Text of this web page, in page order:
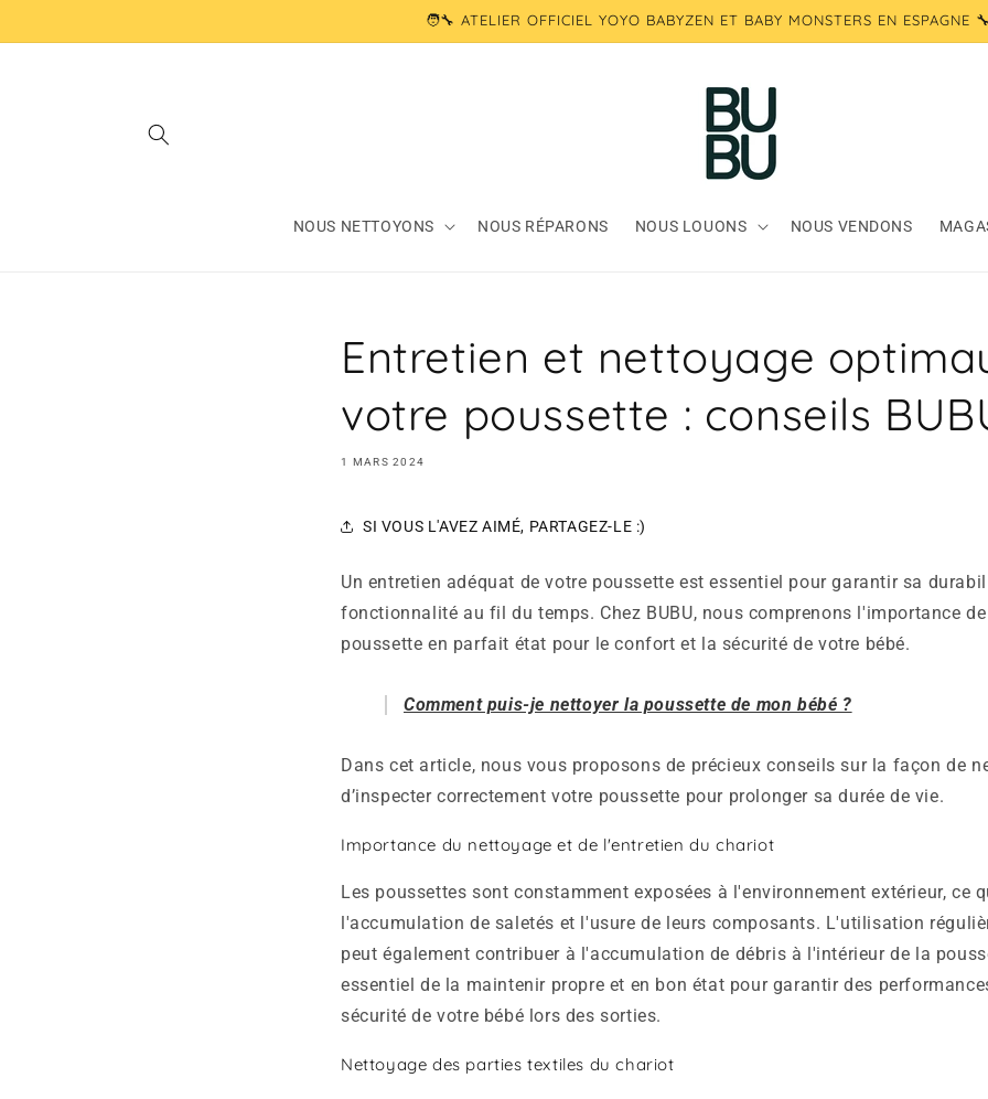
au
🧑‍🔧 ATELIER OFFICIEL YOYO BABYZEN ET BABY MONSTERS EN ESPAGNE
NOUS NETTOYONS NOUS RÉPARONS NOUS LOUONS NOUS VENDONS
Entretien et nettoyage
votre poussette : conseils
1 MARS 2024
SI VOUS L'AVEZ AIMÉ, PARTAGEZ-LE :)
Un entretien adéquat de votre poussette est essentiel pour garantir sa
fonctionnalité au fil du temps. Chez BUBU, nous comprenons l'importance
poussette en parfait état pour le confort et la sécurité de votre bébé.
Comment puis-je nettoyer la poussette de mon bébé ?
Dans cet article, nous vous proposons de précieux conseils sur la façon de
d’inspecter correctement votre poussette pour prolonger sa durée de vie.
Importance du nettoyage et de l'entretien du chariot
Les poussettes sont constamment exposées à l'environnement extérieur, ce
l'accumulation de saletés et l'usure de leurs composants. L'utilisation
peut également contribuer à l'accumulation de débris à l'intérieur de la
essentiel de la maintenir propre et en bon état pour garantir des
sécurité de votre bébé lors des sorties.
Nettoyage des parties textiles du chariot